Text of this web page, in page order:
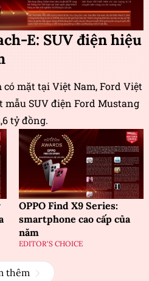
E: SUV điện hiệu
mặt tại Việt Nam, Ford Việt
SUV điện Ford Mustang
tỷ đồng.
OPPO Find X9 Series:
smartphone cao cấp của
năm
EDITOR'S CHOICE
thêm